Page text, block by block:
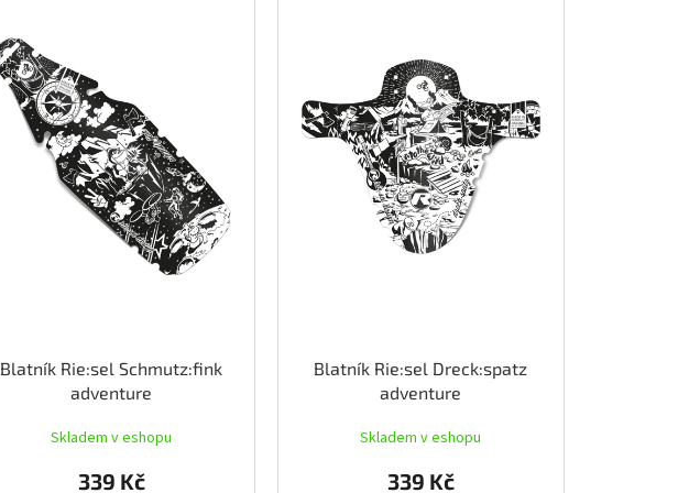
Blatník Rie:sel Schmutz:fink
adventure
Skladem v eshopu
339 Kč
Blatník Rie:sel Dreck:spatz
adventure
Skladem v eshopu
339 Kč